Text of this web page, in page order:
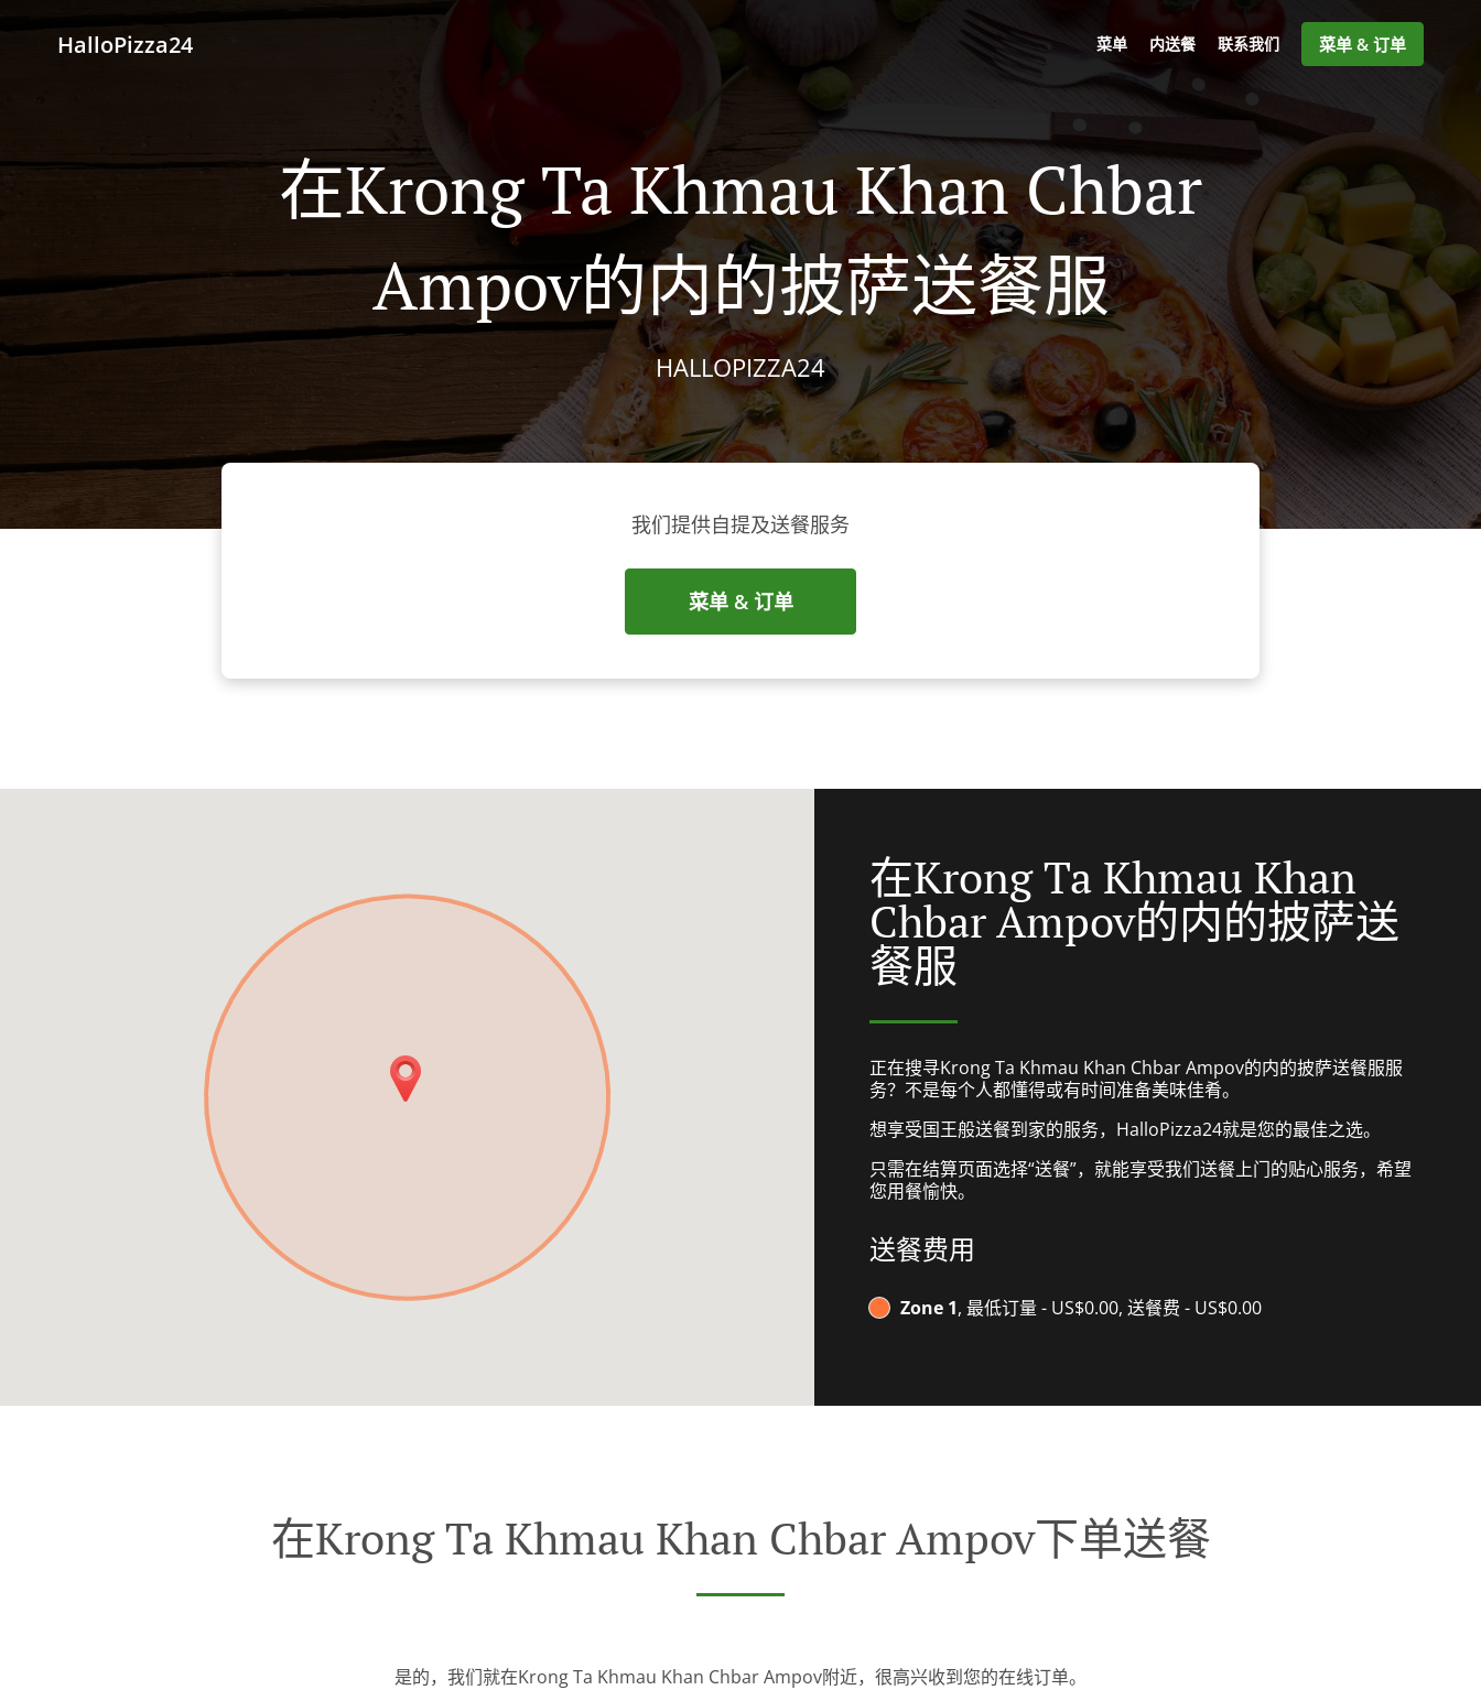
HalloPizza24 菜单 内送餐 联系我们 菜单 & 订单
在Krong Ta Khmau Khan Chbar
Ampov的内的披萨送餐服
HALLOPIZZA24
我们提供自提及送餐服务
菜单 & 订单
在Krong Ta Khmau Khan
Chbar Ampov的内的披萨送
餐服
正在搜寻Krong Ta Khmau Khan Chbar Ampov的内的披萨送餐服服
务？不是每个人都懂得或有时间准备美味佳肴。
想享受国王般送餐到家的服务，HalloPizza24就是您的最佳之选。
只需在结算页面选择“送餐”，就能享受我们送餐上门的贴心服务，希望
您用餐愉快。
送餐费用
Zone 1, 最低订量 - US$0.00, 送餐费 - US$0.00
在Krong Ta Khmau Khan Chbar Ampov下单送餐
是的，我们就在Krong Ta Khmau Khan Chbar Ampov附近，很高兴收到您的在线订单。